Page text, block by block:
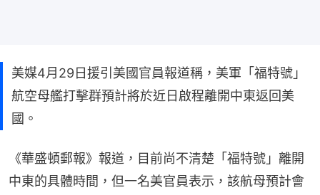
美媒4月29日援引美國官員報道稱，美軍「福特號」
航空母艦打擊群預計將於近日啟程離開中東返回美
國。
《華盛頓郵報》報道，目前尚不清楚「福特號」離開
中東的具體時間，但一名美官員表示，該航母預計會